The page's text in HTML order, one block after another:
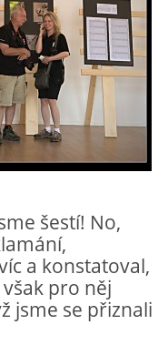
šestí! No,
a konstatoval,
pro něj
jsme se přiznali